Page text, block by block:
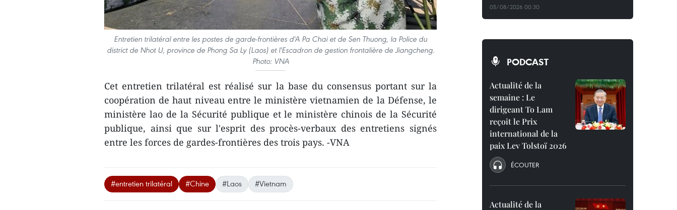
Entretien trilatéral entre les postes de garde-frontières d'A Pa Chai et de Sen Thuong, la Police du
district de Nhot U, province de Phong Sa Ly (Laos) et l'Escadron de gestion frontalière de Jiangcheng.
Photo: VNA
Cet entretien trilatéral est réalisé sur la base du consensus portant sur la
coopération de haut niveau entre le ministère vietnamien de la Défense, le
ministère lao de la Sécurité publique et le ministère chinois de la Sécurité
publique, ainsi que sur l'esprit des procès-verbaux des entretiens signés
entre les forces de gardes-frontières des trois pays. -VNA
#entretien trilatéral #Chine #Laos #Vietnam
05/08/2026 00:30
PODCAST
Actualité de la
semaine : Le
dirigeant To Lam
reçoit le Prix
international de la
paix Lev Tolstoï 2026
ÉCOUTER
Actualité de la